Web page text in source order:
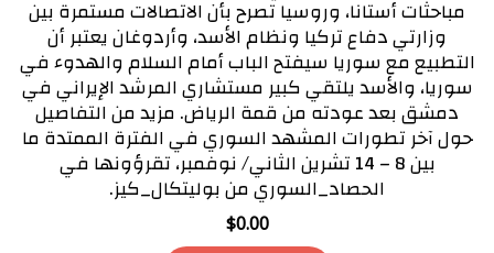
مباحثات أستانا، وروسيا تصرح بأن الاتصالات مستمرة بين
وزارتي دفاع تركيا ونظام الأسد، وأردوغان يعتبر أن
التطبيع مع سوريا سيفتح الباب أمام السلام والهدوء في
سوريا، والأسد يلتقي كبير مستشاري المرشد الإيراني في
دمشق بعد عودته من قمة الرياض. مزيد من التفاصيل
حول آخر تطورات المشهد السوري في الفترة الممتدة ما
بين 8 – 14 تشرين الثاني/ نوفمبر، تقرؤونها في
الحصاد_السوري من بوليتكال_كيز.
$0.00